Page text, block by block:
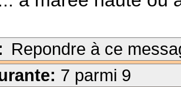
Repondre à ce
7 parmi 9